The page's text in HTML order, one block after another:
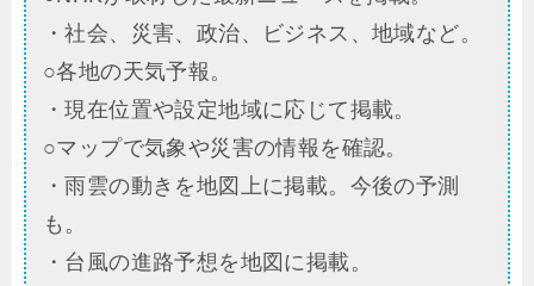
・社会、災害、政治、ビジネス、地域など。
○各地の天気予報。
・現在位置や設定地域に応じて掲載。
○マップで気象や災害の情報を確認。
・雨雲の動きを地図上に掲載。今後の予測
も。
・台風の進路予想を地図に掲載。